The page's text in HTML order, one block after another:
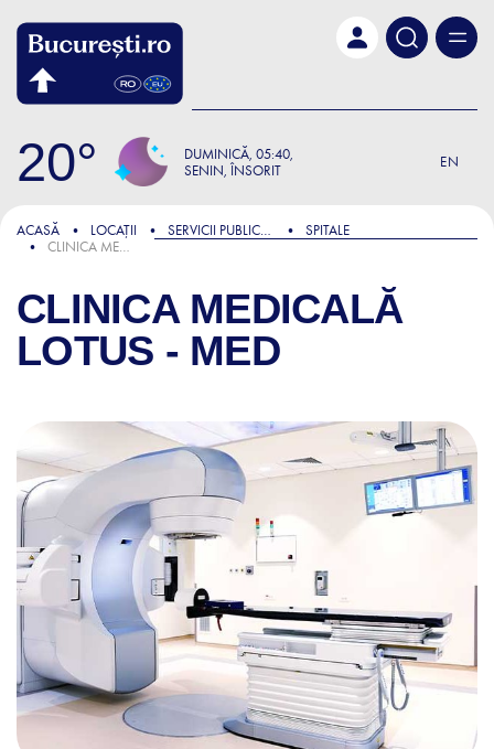
20 DUMINICĂ 05:40
SENIN, ÎNSORIT
EN
ACASĂ LOCAȚII SERVICII PUBLICE ȘI ADMINISTRATIVE
SPITALE
CLINICA MEDICALĂ LOTUS - MED
CLINICA MEDICALĂ
LOTUS - MED